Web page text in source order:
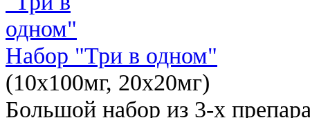
Набор "Три в одном"
(10x100мг, 20x20мг)
Большой набор из 3-х